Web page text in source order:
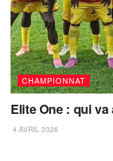
CHAMPIONNAT
Elite One : qui
4 AVRIL 2026